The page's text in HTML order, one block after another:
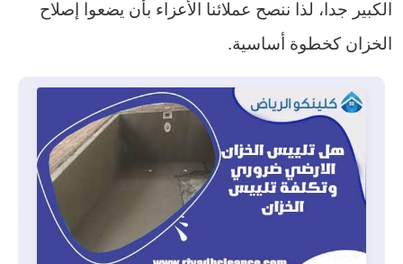
الكبير جدا، لذا ننصح عملائنا الأعزاء بأن يضعوا إصلاح
الخزان كخطوة أساسية.